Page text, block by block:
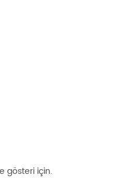
gösteri için.